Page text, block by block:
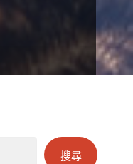
搜尋